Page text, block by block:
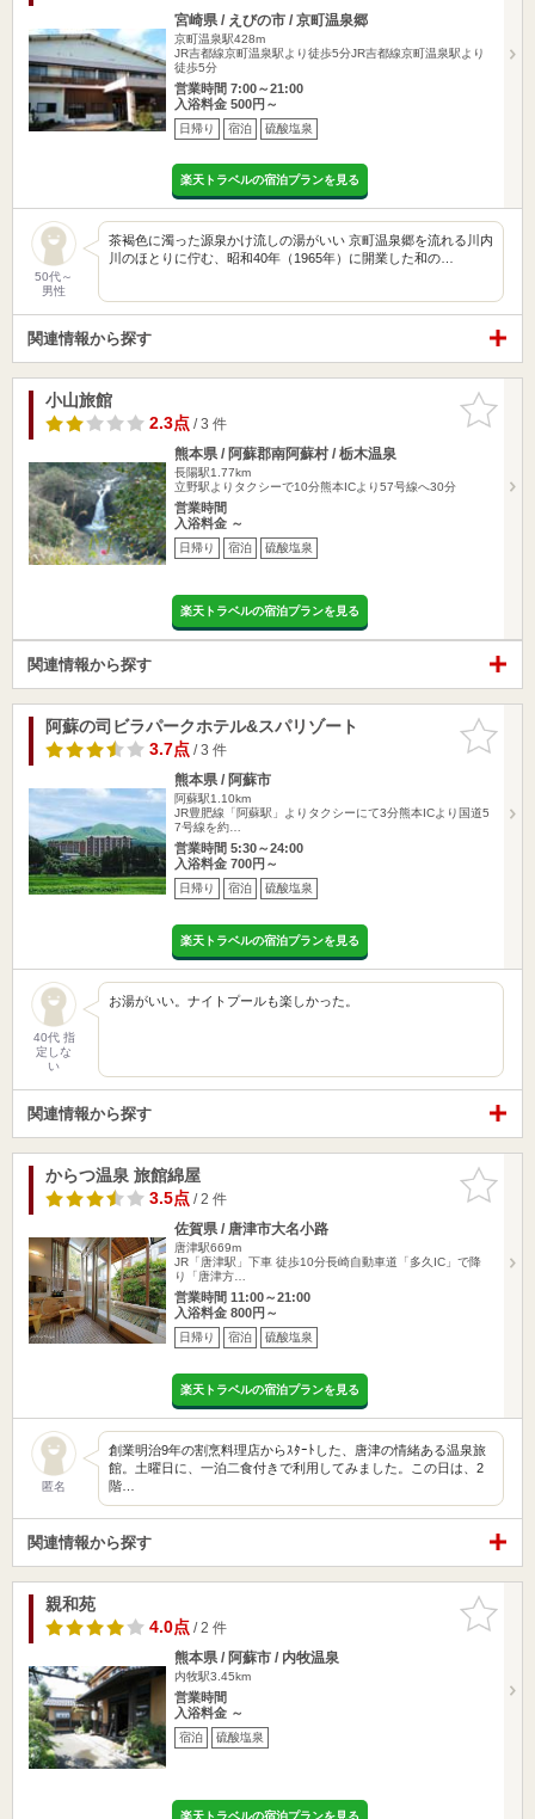
宮崎県 / えびの市 / 京町温泉郷
京町温泉駅428m
JR吉都線京町温泉駅より徒歩5分JR吉都線京町温泉駅より
徒歩5分
営業時間 7:00～21:00
入浴料金 500円～
日帰り 宿泊 硫酸塩泉
楽天トラベルの宿泊プランを見る
50代～
男性
茶褐色に濁った源泉かけ流しの湯がいい 京町温泉郷を流れる川内
川のほとりに佇む、昭和40年（1965年）に開業した和の…
関連情報から探す
お気に入
りに追加
小山旅館
2.3点/ 3 件
熊本県 / 阿蘇郡南阿蘇村 / 栃木温泉
長陽駅1.77km
立野駅よりタクシーで10分熊本ICより57号線へ30分
営業時間
入浴料金 ～
日帰り 宿泊 硫酸塩泉
楽天トラベルの宿泊プランを見る
関連情報から探す
お気に入
りに追加
阿蘇の司ビラパークホテル&スパリゾート
3.7点/ 3 件
熊本県 / 阿蘇市
阿蘇駅1.10km
JR豊肥線「阿蘇駅」よりタクシーにて3分熊本ICより国道5
7号線を約…
営業時間 5:30～24:00
入浴料金 700円～
日帰り 宿泊 硫酸塩泉
楽天トラベルの宿泊プランを見る
40代 指
定しな
い
お湯がいい。ナイトプールも楽しかった。
関連情報から探す
お気に入
りに追加
からつ温泉 旅館綿屋
3.5点/ 2 件
佐賀県 / 唐津市大名小路
唐津駅669m
JR「唐津駅」下車 徒歩10分長崎自動車道「多久IC」で降
り「唐津方…
営業時間 11:00～21:00
入浴料金 800円～
日帰り 宿泊 硫酸塩泉
楽天トラベルの宿泊プランを見る
匿名
創業明治9年の割烹料理店からｽﾀｰﾄした、唐津の情緒ある温泉旅
館。土曜日に、一泊二食付きで利用してみました。この日は、2
階…
関連情報から探す
お気に入
りに追加
親和苑
4.0点/ 2 件
熊本県 / 阿蘇市 / 内牧温泉
内牧駅3.45km
営業時間
入浴料金 ～
宿泊 硫酸塩泉
楽天トラベルの宿泊プランを見る